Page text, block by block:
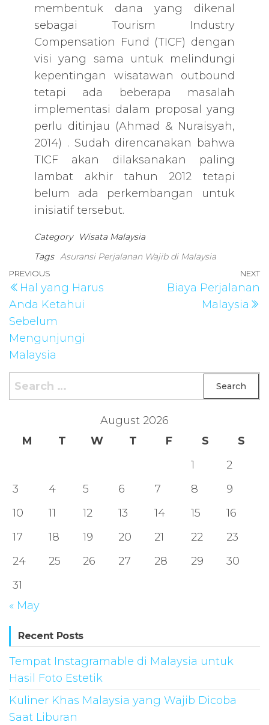
membentuk dana yang dikenal
sebagai Tourism Industry
Compensation Fund (TICF) dengan
visi yang sama untuk melindungi
kepentingan wisatawan outbound
tetapi ada beberapa masalah
implementasi dalam proposal yang
perlu ditinjau (Ahmad & Nuraisyah,
2014) . Sudah direncanakan bahwa
TICF akan dilaksanakan paling
lambat akhir tahun 2012 tetapi
belum ada perkembangan untuk
inisiatif tersebut.
Category
Wisata Malaysia
Tags Asuransi Perjalanan Wajib di Malaysia
Post
navigation
Previous
Post
PREVIOUS
Hal yang Harus
Anda Ketahui
Sebelum
Mengunjungi
Malaysia
NEXT
Biaya Perjalanan
Malaysia
Search
for:
August 2026
M
T W T F S
S
1
2
3
4 5 6 7 8
9
10
11 12 13 14 15
16
17
18 19 20 21 22
23
24
25 26 27 28 29
30
31
« May
Recent Posts
Tempat Instagramable di Malaysia untuk
Hasil Foto Estetik
Kuliner Khas Malaysia yang Wajib Dicoba
Saat Liburan